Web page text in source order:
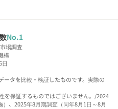
No.1
場調査
構
タを比較・検証したものです。実際の
を保証するものではございません。/2024
、2025年8月期調査（同年8月1日～8月